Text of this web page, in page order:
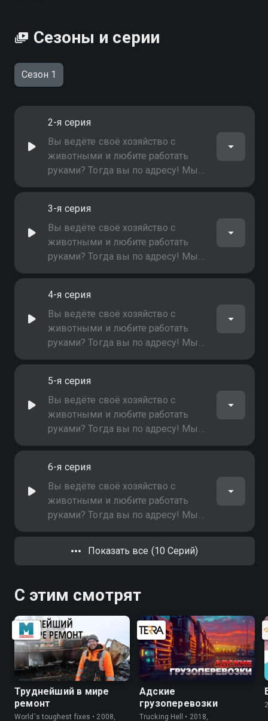
Сезоны и серии
Сезон 1
2-я серия
Вы ведёте своё хозяйство с
животными и любите работать
руками? Тогда вы по адресу! Мы
расскажем обо всех секретах
сельскохозяйственных животных!
3-я серия
Вы ведёте своё хозяйство с
животными и любите работать
руками? Тогда вы по адресу! Мы
расскажем обо всех секретах
сельскохозяйственных животных!
4-я серия
Вы ведёте своё хозяйство с
животными и любите работать
руками? Тогда вы по адресу! Мы
расскажем обо всех секретах
сельскохозяйственных животных!
5-я серия
Вы ведёте своё хозяйство с
животными и любите работать
руками? Тогда вы по адресу! Мы
расскажем обо всех секретах
сельскохозяйственных животных!
6-я серия
Вы ведёте своё хозяйство с
животными и любите работать
руками? Тогда вы по адресу! Мы
расскажем обо всех секретах
сельскохозяйственных животных!
Показать все (10 Серий)
С этим смотрят
Труднейший в мире
ремонт
World's toughest fixes • 2008,
Адские
грузоперевозки
Trucking Hell • 2018,